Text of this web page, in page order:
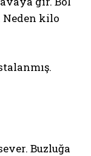
kilo
Buzluğa